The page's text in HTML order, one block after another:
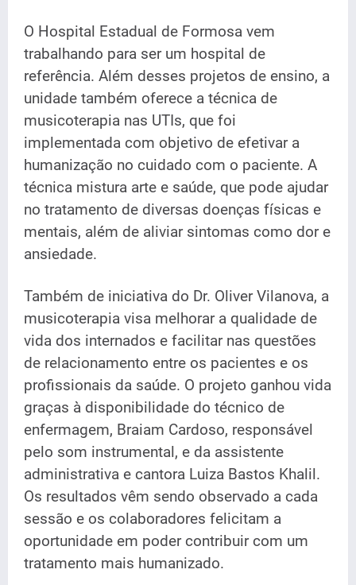
O Hospital Estadual de Formosa vem
trabalhando para ser um hospital de
referência. Além desses projetos de ensino, a
unidade também oferece a técnica de
musicoterapia nas UTIs, que foi
implementada com objetivo de efetivar a
humanização no cuidado com o paciente. A
técnica mistura arte e saúde, que pode ajudar
no tratamento de diversas doenças físicas e
mentais, além de aliviar sintomas como dor e
ansiedade.
Também de iniciativa do Dr. Oliver Vilanova, a
musicoterapia visa melhorar a qualidade de
vida dos internados e facilitar nas questões
de relacionamento entre os pacientes e os
profissionais da saúde. O projeto ganhou vida
graças à disponibilidade do técnico de
enfermagem, Braiam Cardoso, responsável
pelo som instrumental, e da assistente
administrativa e cantora Luiza Bastos Khalil.
Os resultados vêm sendo observado a cada
sessão e os colaboradores felicitam a
oportunidade em poder contribuir com um
tratamento mais humanizado.